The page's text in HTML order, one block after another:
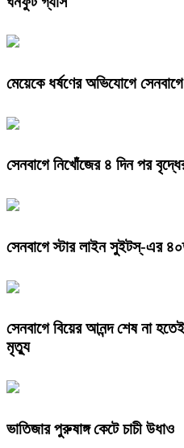
মেয়েকে ধর্ষণের অভিযোগে
সেনবাগে নিখোঁজের ৪ দিন পর
সেনবাগে স্টার লাইন সুইটস্-এর
সেনবাগে বিয়ের আনন্দ শেষ না
মৃত্যু
ভাতিজার পুরুষাঙ্গ কেটে চাচী উধাও